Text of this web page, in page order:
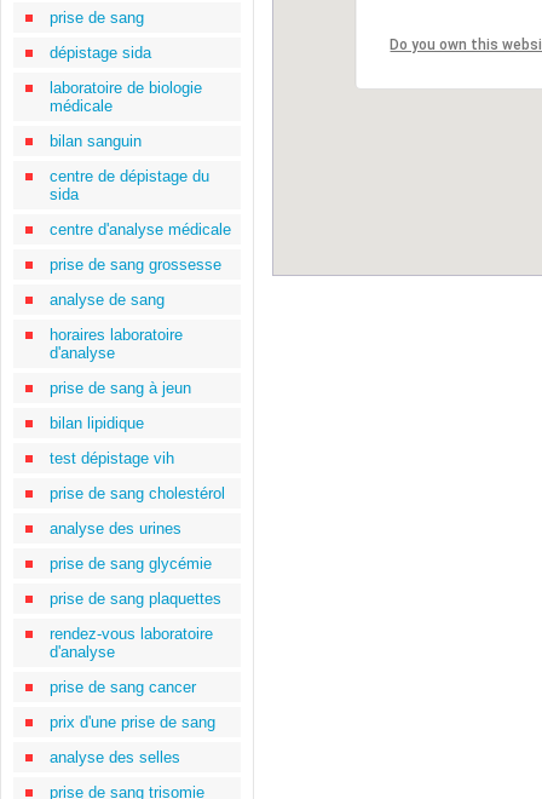
prise de sang
dépistage sida
laboratoire de biologie
médicale
bilan sanguin
centre de dépistage du
sida
centre d'analyse médicale
prise de sang grossesse
analyse de sang
horaires laboratoire
d'analyse
prise de sang à jeun
bilan lipidique
test dépistage vih
prise de sang cholestérol
analyse des urines
prise de sang glycémie
prise de sang plaquettes
rendez-vous laboratoire
d'analyse
prise de sang cancer
prix d'une prise de sang
analyse des selles
prise de sang trisomie
Do you own this